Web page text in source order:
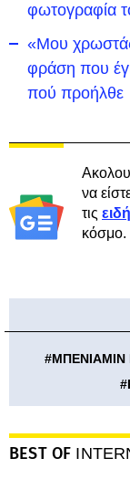
φωτογραφία
«Μου
φράση που
πού προήλθε
να
τις
κόσμο.
#ΜΠΕΝΙΑΜΙΝ
#
BEST OF